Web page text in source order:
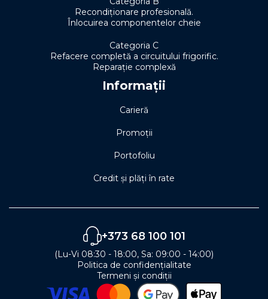
Recondiționare profesională.
Înlocuirea componentelor cheie
Categoria C
Refacere completă a circuitului frigorific.
Reparație complexă
Informații
Carieră
Promoții
Portofoliu
Credit și plăți în rate
+373 68 100 101
(Lu-Vi 08:30 - 18:00, Sa: 09:00 - 14:00)
Politica de confidențialitate
Termeni și condiții